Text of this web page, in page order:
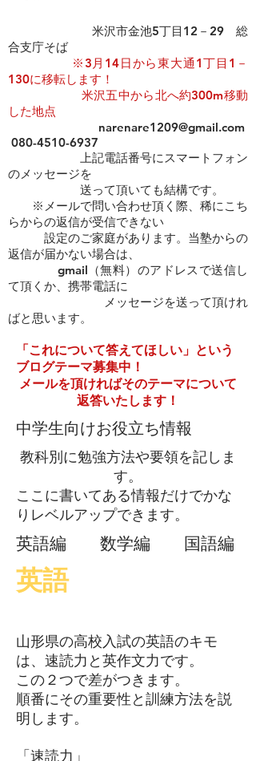
​ 米沢市金池5丁目12－29 総
合支庁そば
※3月14日から東大通1丁目1－
130に移転します！
米沢五中から北へ約300m移動
した地点
narenare1209@gmail.com
080-4510-6937
上記電話番号にスマートフォン
のメッセージを
​ 送って頂いても結構です。
※メールで問い合わせ頂く際、稀にこち
らからの返信が受信できない
設定のご家庭があります。当塾からの
返信が届かない場合は、
gmail（無料）のアドレスで送信し
て頂くか、携帯電話に
メッセージを送って頂けれ
ばと思います。
「これについて答えてほしい」という
ブログテーマ募集中！
​メールを頂ければそのテーマについて
返答いたします！​
​中学生向けお役立ち情報
​教科別に勉強方法や要領を記しま
す。
​ここに書いてある情報だけでかな
りレベルアップできます。
英語編 数学​編 国語編
​英語
​山形県の高校入試の英語のキモ
は、速読力と英作文力です。
この２つで差がつきます。
順番にその重要性と訓練方法を説
明します。
「速読力」